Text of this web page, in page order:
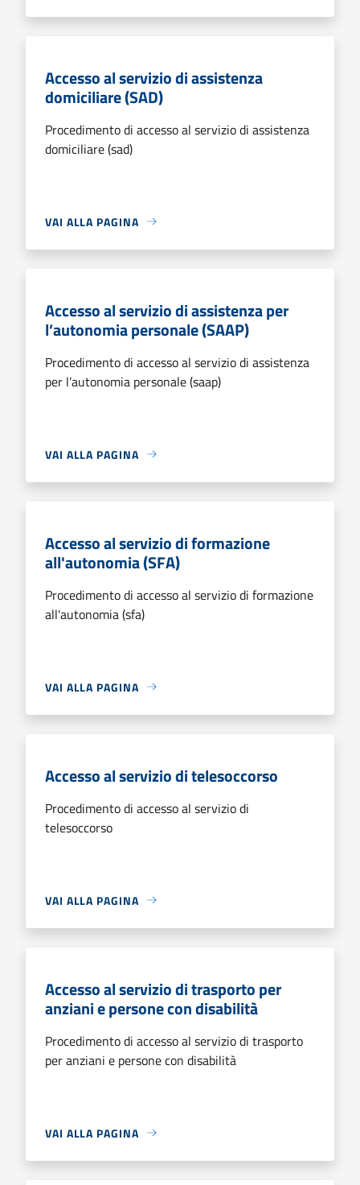
Accesso al servizio di assistenza
domiciliare (SAD)
Procedimento di accesso al servizio di assistenza
domiciliare (sad)
VAI ALLA PAGINA
Accesso al servizio di assistenza per
l’autonomia personale (SAAP)
Procedimento di accesso al servizio di assistenza
per l’autonomia personale (saap)
VAI ALLA PAGINA
Accesso al servizio di formazione
all'autonomia (SFA)
Procedimento di accesso al servizio di formazione
all'autonomia (sfa)
VAI ALLA PAGINA
Accesso al servizio di telesoccorso
Procedimento di accesso al servizio di
telesoccorso
VAI ALLA PAGINA
Accesso al servizio di trasporto per
anziani e persone con disabilità
Procedimento di accesso al servizio di trasporto
per anziani e persone con disabilità
VAI ALLA PAGINA